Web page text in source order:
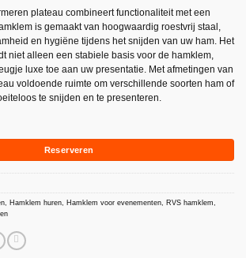
plateau combineert functionaliteit met een
is gemaakt van hoogwaardig roestvrij staal,
en hygiëne tijdens het snijden van uw ham. Het
niet alleen een stabiele basis voor de hamklem,
luxe toe aan uw presentatie. Met afmetingen van
voldoende ruimte om verschillende soorten ham of
te snijden en te presenteren.
Reserveren
, Hamklem huren, Hamklem voor evenementen, RVS hamklem,